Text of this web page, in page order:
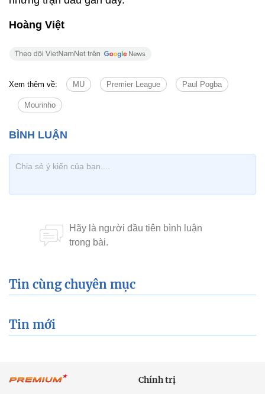
Hoàng Việt
Xem thêm về: MU Premier League Paul Pogba
Mourinho
Tin cùng chuyên mục
Tin mới
Chính trị